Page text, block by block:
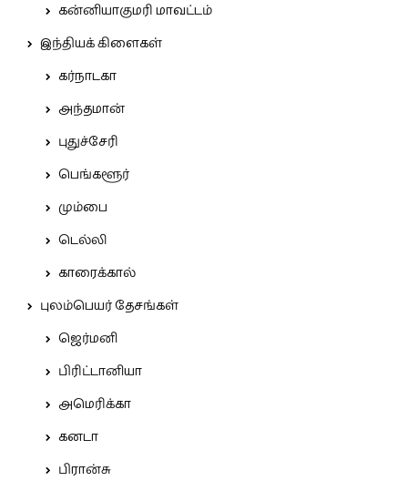
கன்னியாகுமரி மாவட்டம்
இந்தியக் கிளைகள்
கர்நாடகா
அந்தமான்
புதுச்சேரி
பெங்களூர்
மும்பை
டெல்லி
காரைக்கால்
புலம்பெயர் தேசங்கள்
ஜெர்மனி
பிரிட்டானியா
அமெரிக்கா
கனடா
பிரான்சு